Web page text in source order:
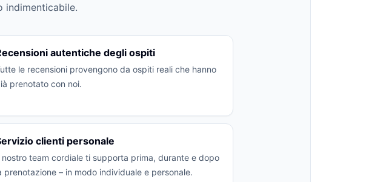
indimenticabile.
autentiche degli ospiti
le recensioni provengono da ospiti reali che hanno
prenotato con noi.
clienti personale
nostro team cordiale ti supporta prima, durante e dopo
prenotazione – in modo individuale e personale.